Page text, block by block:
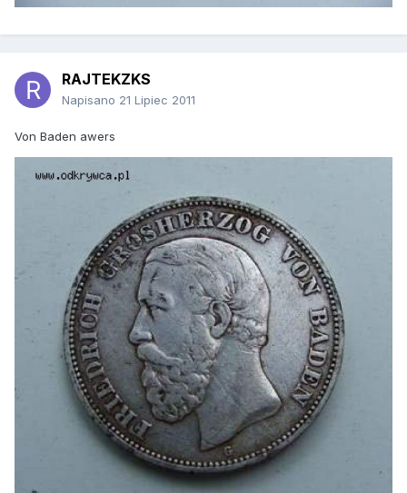
RAJTEKZKS
Napisano 21 Lipiec 2011
Von Baden awers